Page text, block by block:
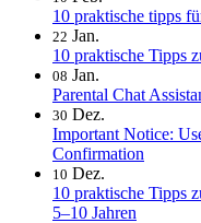
10 praktische tipps
22 Jan.
10 praktische Tipps
08 Jan.
Parental Chat
30 Dez.
Important Notice:
Confirmation
10 Dez.
10 praktische Tipps
5–10 Jahren